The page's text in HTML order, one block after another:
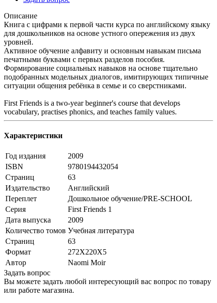
Описание
Книга с цифрами к первой части курса по английскому языку
для дошкольников на основе устного опережения из двух
уровней.
Активное обучение алфавиту и основным навыкам письма
печатными буквами с первых разделов пособия.
Формирование социальных навыков на основе тщательно
подобранных модельных диалогов, имитирующих типичные
ситуации общения ребёнка в семье и со сверстниками.
First Friends is a two-year beginner's course that develops
vocabulary, practises phonics, and teaches family values.
Характеристики
Год издания
2009
ISBN
9780194432054
Страниц
63
Издательство
Английский
Переплет
Дошкольное обучение/PRE-SCHOOL
Серия
First Friends 1
Дата выпуска
2009
Количество томов Учебная литература
Страниц
63
Формат
272Х220Х5
Автор
Naomi Moir
Задать вопрос
Вы можете задать любой интересующий вас вопрос по товару
или работе магазина.